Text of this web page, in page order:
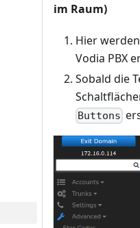
im Raum)
Hier
Vodia PBX
Sobald die
Buttons